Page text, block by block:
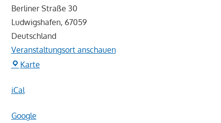
Berliner Straße 30
Ludwigshafen, 67059
Deutschland
Veranstaltungsort anschauen
KartePfalzbau
iCal
Google